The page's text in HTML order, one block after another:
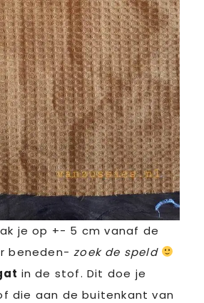
je op +- 5 cm vanaf de
beneden- zoek de speld
in de stof. Dit doe je
die aan de buitenkant van